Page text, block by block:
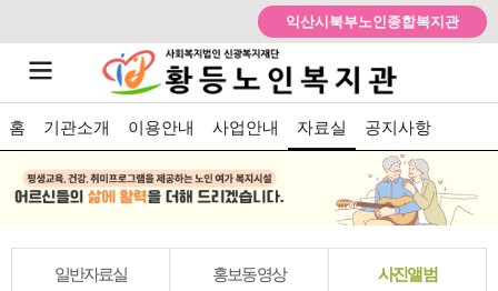
익산시북부노인종합복지관
홈 기관소개 이용안내 사업안내 자료실 공지사항
일반자료실 홍보동영상 사진앨범